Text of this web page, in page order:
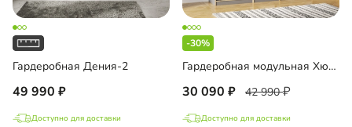
Гардеробная Дения-2
49 990
Доступно для доставки
-30%
Гардеробная модульная Хюгге-5
30 090 42 990
Доступно для доставки